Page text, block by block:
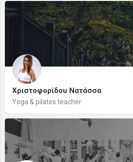
Χριστοφορίδου Νατάσσα
Yoga & pilates teacher